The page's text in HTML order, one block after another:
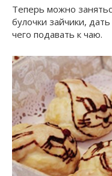
Теперь можно
булочки зайчики,
чего подавать к чаю.